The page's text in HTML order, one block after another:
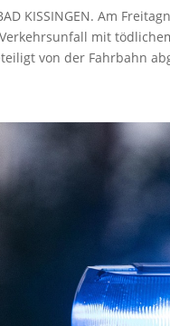
BAD KISSINGEN. Am
mit
von der Fahrbahn